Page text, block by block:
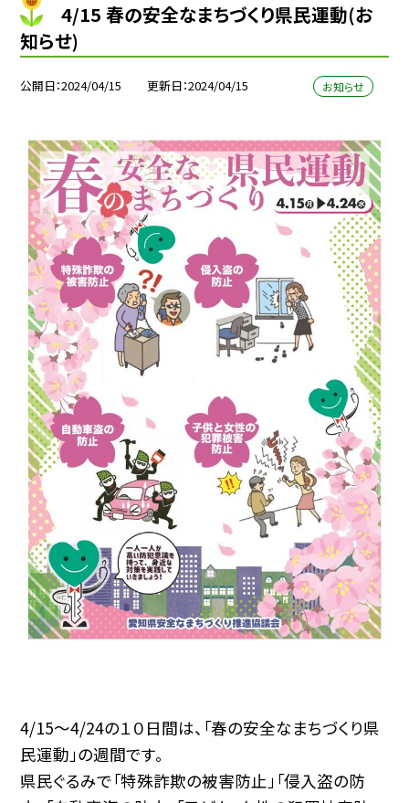
4/15 春の安全なまちづくり県民運動(お
知らせ)
公開日 2024/04/15 更新日 2024/04/15 お知らせ
4/15～4/24の１０日間は、「春の安全なまちづくり県
民運動」の週間です。
県民ぐるみで「特殊詐欺の被害防止」「侵入盗の防